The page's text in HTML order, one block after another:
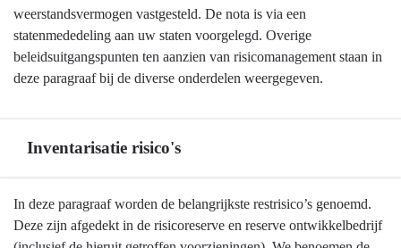
weerstandsvermogen vastgesteld. De nota is via een
statenmededeling aan uw staten voorgelegd. Overige
beleidsuitgangspunten ten aanzien van risicomanagement staan in
deze paragraaf bij de diverse onderdelen weergegeven.
Inventarisatie risico's
Terug
naar
In deze paragraaf worden de belangrijkste restrisico’s genoemd.
Deze zijn afgedekt in de risicoreserve en reserve ontwikkelbedrijf